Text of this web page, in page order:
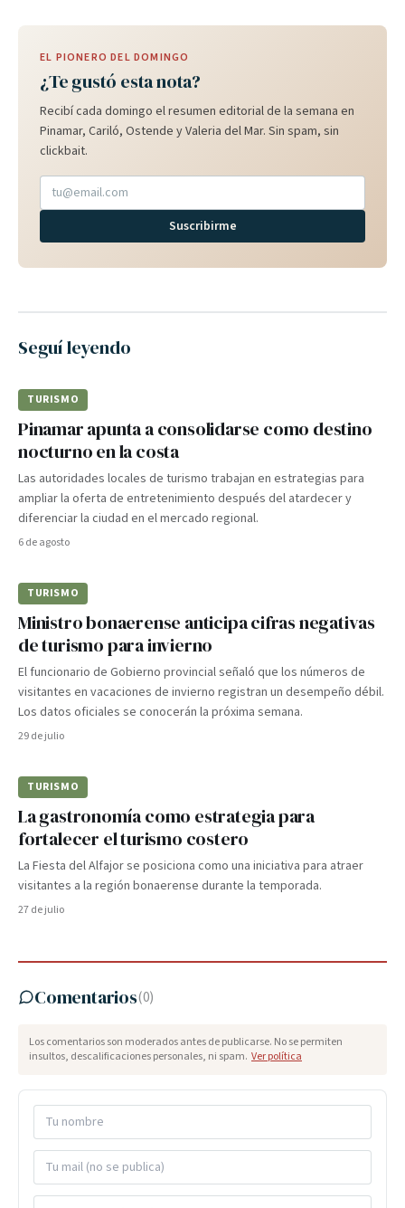
EL PIONERO DEL DOMINGO
¿Te gustó esta nota?
Recibí cada domingo el resumen editorial de la semana en
Pinamar, Cariló, Ostende y Valeria del Mar. Sin spam, sin
clickbait.
Suscribirme
Seguí leyendo
TURISMO
Pinamar apunta a consolidarse como destino
nocturno en la costa
Las autoridades locales de turismo trabajan en estrategias para
ampliar la oferta de entretenimiento después del atardecer y
diferenciar la ciudad en el mercado regional.
6 de agosto
TURISMO
Ministro bonaerense anticipa cifras negativas
de turismo para invierno
El funcionario de Gobierno provincial señaló que los números de
visitantes en vacaciones de invierno registran un desempeño débil.
Los datos oficiales se conocerán la próxima semana.
29 de julio
TURISMO
La gastronomía como estrategia para
fortalecer el turismo costero
La Fiesta del Alfajor se posiciona como una iniciativa para atraer
visitantes a la región bonaerense durante la temporada.
27 de julio
Comentarios(0)
Los comentarios son moderados antes de publicarse. No se permiten
insultos, descalificaciones personales, ni spam. Ver política